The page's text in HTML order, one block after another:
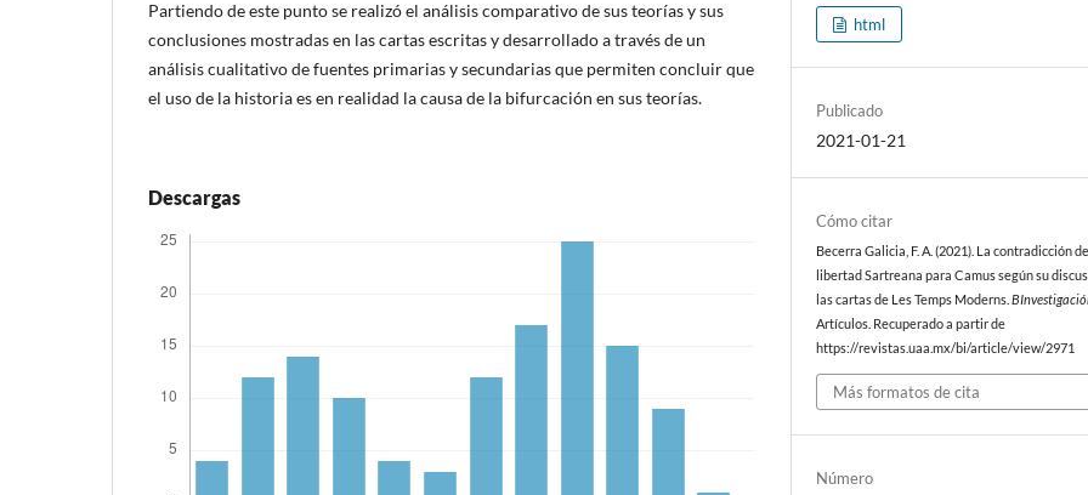
Partiendo de este punto se realizó el análisis comparativo de sus teorías y sus
conclusiones mostradas en las cartas escritas y desarrollado a través de un
análisis cualitativo de fuentes primarias y secundarias que permiten concluir que
el uso de la historia es en realidad la causa de la bifurcación en sus teorías.
Descargas
html
Publicado
2021-01-21
Cómo citar
Becerra Galicia, F. A. (2021). La contradicción
libertad Sartreana para Camus según su
las cartas de Les Temps Moderns.
Artículos. Recuperado a partir de
https://revistas.uaa.mx/bi/article/view/2971
Más formatos de cita
Número